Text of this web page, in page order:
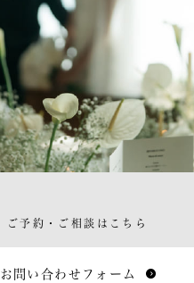
ご予約・ご相談はこちら
お問い合わせフォーム